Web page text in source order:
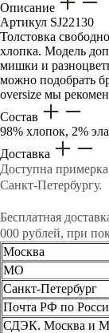
Описание
Артикул SJ22130
Толстовка
хлопка. Модель
мишки и
можно подобрать
oversize мы
Состав
98% хлопок, 2%
Доставка
Доступна
Санкт-Петербургу.
Бесплатная
000 рублей, при
Москва
МО
Санкт-Петербург
Почта РФ по
СДЭК. Москва и